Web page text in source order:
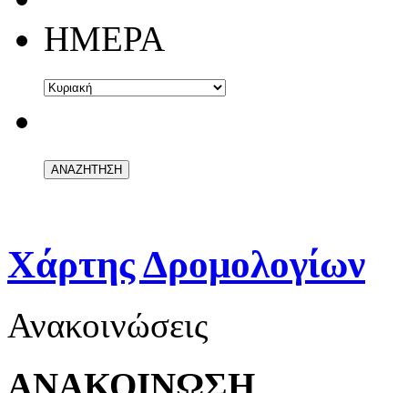
ΗΜΕΡΑ
Χάρτης Δρομολογίων
Ανακοινώσεις